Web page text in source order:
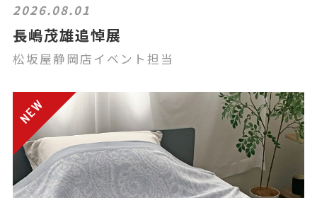
2026.08.01
長嶋茂雄追悼展
松坂屋静岡店イベント担当